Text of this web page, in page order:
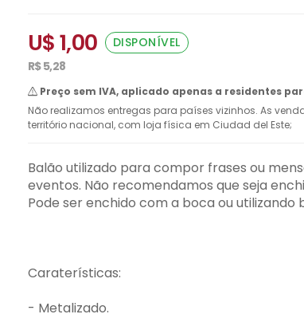
U$ 1,00
DISPONÍVEL
R$ 5,28
Preço sem IVA, aplicado apenas a residentes
Não realizamos entregas para países vizinhos. As
território nacional, com loja física em Ciudad del Este;
Balão utilizado para compor frases ou
eventos. Não recomendamos que seja
Pode ser enchido com a boca ou utilizando
Caraterísticas:
- Metalizado.